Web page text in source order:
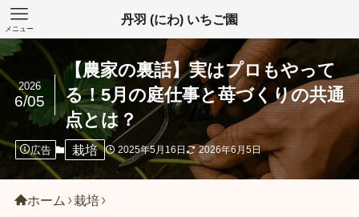
丹羽 (にわ) いちご園
メニュー
【農家の裏話】実はプロもやって
る！5月の庭仕事と苺づくりの共通
点とは？
2026
6/05
広告 栽培 2025年5月16日 2026年6月5日
ホーム 栽培